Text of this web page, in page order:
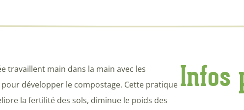
travaillent main dans la main avec les
développer le compostage. Cette pratique
la fertilité des sols, diminue le poids des
Infos